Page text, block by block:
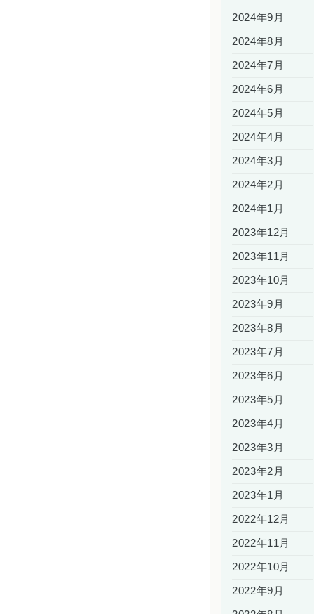
2024年9月
2024年8月
2024年7月
2024年6月
2024年5月
2024年4月
2024年3月
2024年2月
2024年1月
2023年12月
2023年11月
2023年10月
2023年9月
2023年8月
2023年7月
2023年6月
2023年5月
2023年4月
2023年3月
2023年2月
2023年1月
2022年12月
2022年11月
2022年10月
2022年9月